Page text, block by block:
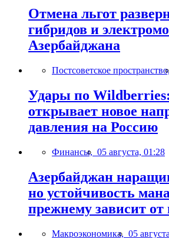
Отмена льгот
гибридов и
Азербайджана
Постсоветское
Удары по
открывает новое
давления на Россию
Финансы, 05 августа, 01:28
Азербайджан
но устойчивость
прежнему зависит от
Макроэкономика, 05